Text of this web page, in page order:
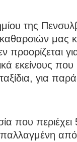
της
μας
εκείνους που
για
που περιέχει